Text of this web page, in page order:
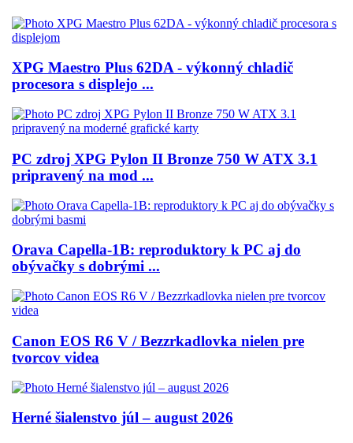
XPG Maestro Plus 62DA - výkonný chladič
procesora s displejo ...
PC zdroj XPG Pylon II Bronze 750 W ATX 3.1
pripravený na mod ...
Orava Capella-1B: reproduktory k PC aj do
obývačky s dobrými ...
Canon EOS R6 V / Bezzrkadlovka nielen pre
tvorcov videa
Herné šialenstvo júl – august 2026